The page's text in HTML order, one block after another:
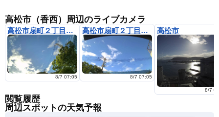
高松市（香西）周辺のライブカメラ
高松市扇町２丁目（2)
8/7 07:05
高松市扇町２丁目（1)
8/7 07:05
高松市
8/7
閲覧履歴
周辺スポットの天気予報